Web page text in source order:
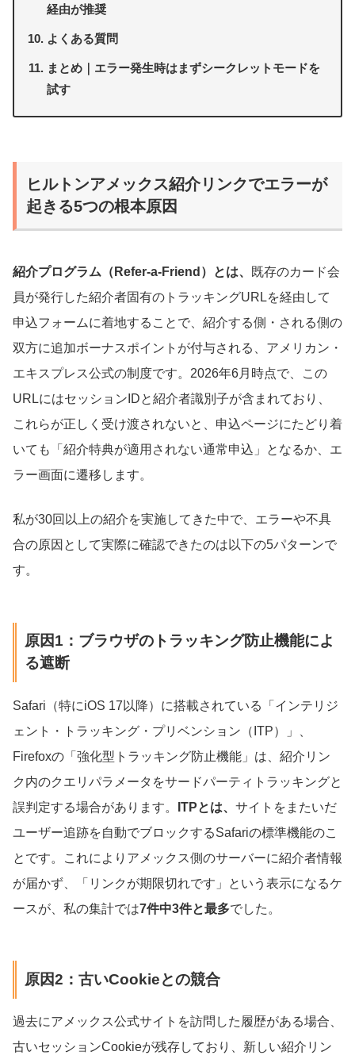
経由が推奨
よくある質問
まとめ｜エラー発生時はまずシークレットモードを
試す
ヒルトンアメックス紹介リンクでエラーが
起きる5つの根本原因
紹介プログラム（Refer-a-Friend）とは、
既存のカード会
員が発行した紹介者固有のトラッキングURLを経由して
申込フォームに着地することで、紹介する側・される側の
双方に追加ボーナスポイントが付与される、アメリカン・
エキスプレス公式の制度です。2026年6月時点で、この
URLにはセッションIDと紹介者識別子が含まれており、
これらが正しく受け渡されないと、申込ページにたどり着
いても「紹介特典が適用されない通常申込」となるか、エ
ラー画面に遷移します。
私が30回以上の紹介を実施してきた中で、エラーや不具
合の原因として実際に確認できたのは以下の5パターンで
す。
原因1：ブラウザのトラッキング防止機能によ
る遮断
Safari（特にiOS 17以降）に搭載されている「インテリジ
ェント・トラッキング・プリベンション（ITP）」、
Firefoxの「強化型トラッキング防止機能」は、紹介リン
ク内のクエリパラメータをサードパーティトラッキングと
誤判定する場合があります。
ITPとは、 サイトをまたいだ
ユーザー追跡を自動でブロックするSafariの標準機能のこ
とです。これによりアメックス側のサーバーに紹介者情報
が届かず、「リンクが期限切れです」という表示になるケ
ースが、私の集計では7件中3件と最多でした。
原因2：古いCookieとの競合
過去にアメックス公式サイトを訪問した履歴がある場合、
古いセッションCookieが残存しており、新しい紹介リン